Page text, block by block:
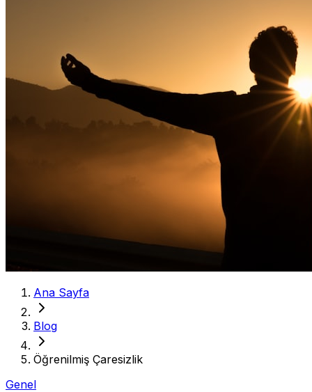
Ana Sayfa
Blog
Öğrenilmiş Çaresizlik
Genel